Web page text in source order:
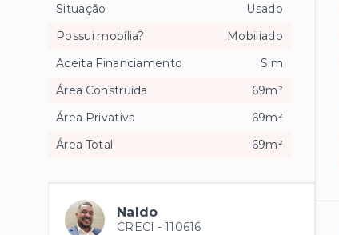
Situação
Usado
Possui mobília?
Mobiliado
Aceita Financiamento
Sim
Área Construída
69m²
Área Privativa
69m²
Área Total
69m²
Naldo
CRECI - 110616